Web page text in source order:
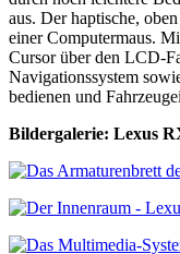
aus. Der haptische,
einer Computermaus.
Cursor über den LCD-
Navigationssystem
bedienen und
Bildergalerie: Lexus